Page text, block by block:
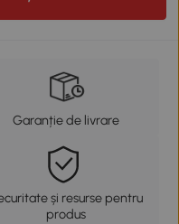
Garanție de livrare
și resurse pentru
produs